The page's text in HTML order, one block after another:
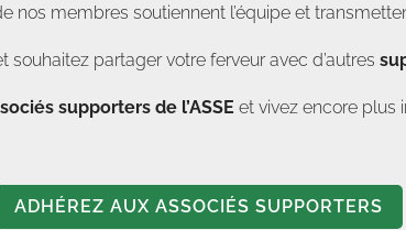
membres soutiennent l’équipe et
souhaitez partager votre ferveur avec d’autres
supporters de l’ASSE et vivez encore plus
ADHÉREZ AUX ASSOCIÉS SUPPORTERS